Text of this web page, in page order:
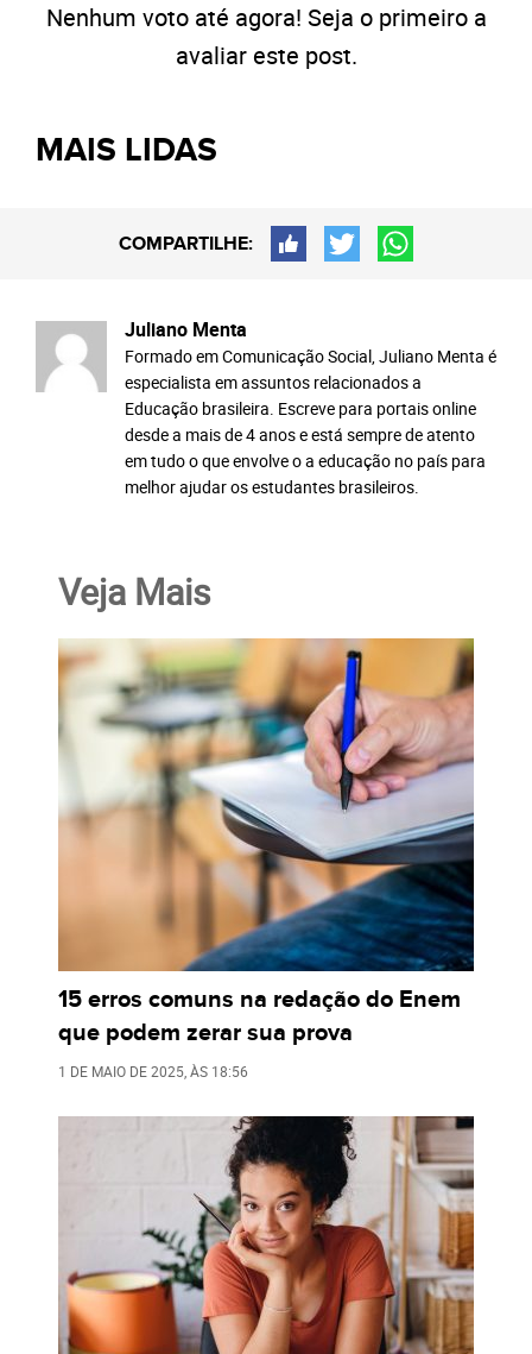
Nenhum voto até agora! Seja o primeiro a
avaliar este post.
MAIS LIDAS
COMPARTILHE:
Juliano Menta
Formado em Comunicação Social, Juliano Menta é
especialista em assuntos relacionados a
Educação brasileira. Escreve para portais online
desde a mais de 4 anos e está sempre de atento
em tudo o que envolve o a educação no país para
melhor ajudar os estudantes brasileiros.
Veja Mais
15 erros comuns na redação do Enem
que podem zerar sua prova
1 DE MAIO DE 2025 , ÀS 18:56